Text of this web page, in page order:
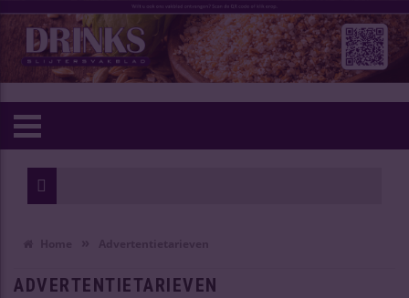
ADVERTENTIETARIEVEN